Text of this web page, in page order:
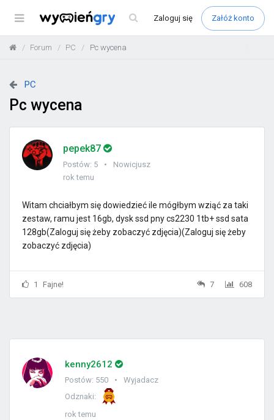
Menu Zaloguj się Załóż konto
Forum PC Pc wycena
PC
Pc wycena
pepek87
Postów: 5
Nowicjusz
rok temu
Witam chciałbym się dowiedzieć ile mógłbym wziąć za taki
zestaw, ramu jest 16gb, dysk ssd pny cs2230 1tb+ ssd sata
128gb(Zaloguj się żeby zobaczyć zdjęcia)(Zaloguj się żeby
zobaczyć zdjęcia)
1 Fajne! 7 608
kenny2612
Postów: 550
Wyjadacz
Odznaki:
rok temu